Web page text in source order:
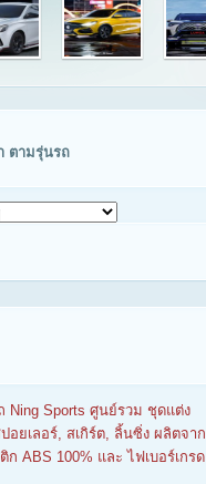
ตามรุ่นรถ
Ning Sports ศูนย์รวม ชุดแต่ง
อยเลอร์, สเกิร์ต, ลิ้นซิ่ง ผลิตจาก
ก ABS 100% และ ไฟเบอร์เกรด